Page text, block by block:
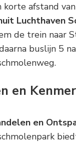
korte afstand
Luchthaven
de trein naar
buslijn 5
en
en